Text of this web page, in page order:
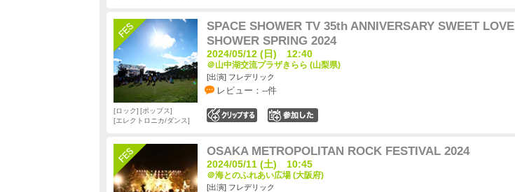
SPACE SHOWER TV 35th ANNIVERSARY SWEET LOVE
SHOWER SPRING 2024
2024/05/12 (日) 12:40
＠山中湖交流プラザきらら (山梨県)
[出演] フレデリック
レビュー：--件
ロック
ポップス
エレクトロニカ/ダンス
OSAKA METROPOLITAN ROCK FESTIVAL 2024
2024/05/11 (土) 10:45
＠海とのふれあい広場 (大阪府)
[出演] フレデリック